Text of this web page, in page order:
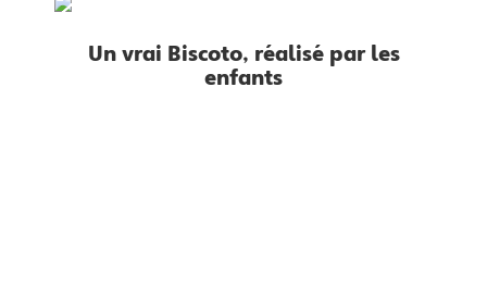
Un vrai Biscoto, réalisé par les
enfants